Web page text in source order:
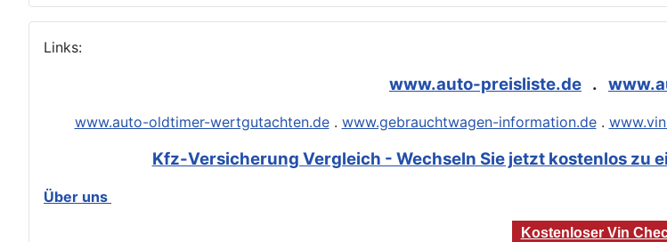
Links:
www.auto-preisliste.de .
www.auto-oldtimer-wertgutachten.de. www.gebrauchtwagen-information.de.
Kfz-Versicherung Vergleich - Wechseln Sie jetzt kostenlos zu
Über uns
Kostenloser Vin